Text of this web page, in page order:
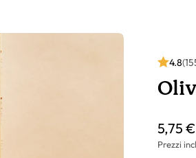
4.8
5,75
Prezzi